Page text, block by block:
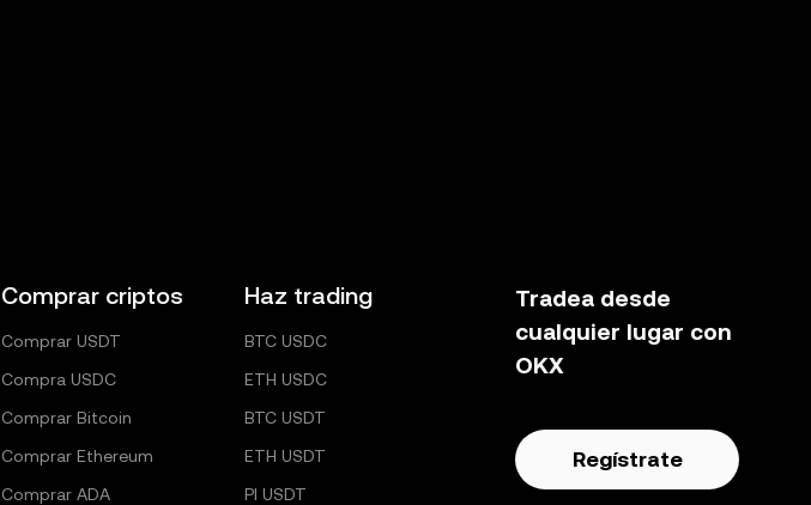
Comprar criptos
Comprar USDT
Compra USDC
Comprar Bitcoin
Comprar Ethereum
Comprar ADA
Haz trading
BTC USDC
ETH USDC
BTC USDT
ETH USDT
PI USDT
Tradea desde
cualquier lugar con
OKX
Regístrate